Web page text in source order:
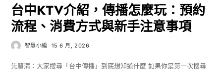
台中KTV介紹，傳播怎麼玩：預約
流程、消費方式與新手注意事項
智慧小編 15 6 月, 2026
先釐清：大家搜尋「台中傳播」到底想知道什麼 如果你是第一次搜尋